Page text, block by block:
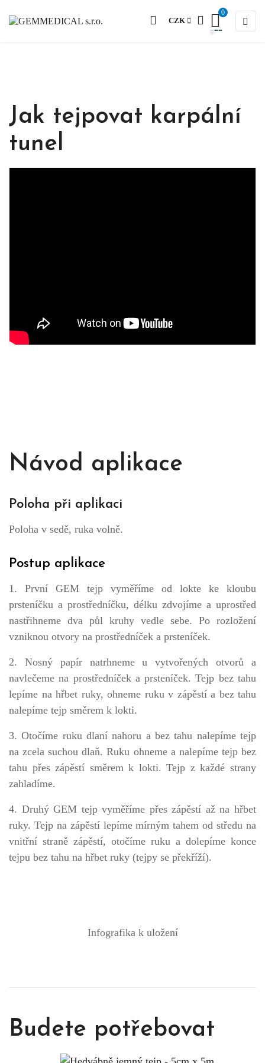
☰
CZK
0
Jak tejpovat karpální
tunel
Návod aplikace
Poloha při aplikaci
Poloha v sedě, ruka volně.
Postup aplikace
1. První GEM tejp vyměříme od lokte ke kloubu
prsteníčku a prostředníčku, délku zdvojíme a uprostřed
nastřihneme dva půl kruhy vedle sebe. Po rozložení
vzniknou otvory na prostředníček a prsteníček.
2. Nosný papír natrhneme u vytvořených otvorů a
navlečeme na prostředníček a prsteníček. Tejp bez tahu
lepíme na hřbet ruky, ohneme ruku v zápěstí a bez tahu
nalepíme tejp směrem k lokti.
3. Otočíme ruku dlaní nahoru a bez tahu nalepíme tejp
na zcela suchou dlaň. Ruku ohneme a nalepíme tejp bez
tahu přes zápěstí směrem k lokti. Tejp z každé strany
zahladíme.
4. Druhý GEM tejp vyměříme přes zápěstí až na hřbet
ruky. Tejp na zápěstí lepíme mírným tahem od středu na
vnitřní straně zápěstí, otočíme ruku a dolepíme konce
tejpu bez tahu na hřbet ruky (tejpy se překříží).
Infografika k uložení
Budete potřebovat